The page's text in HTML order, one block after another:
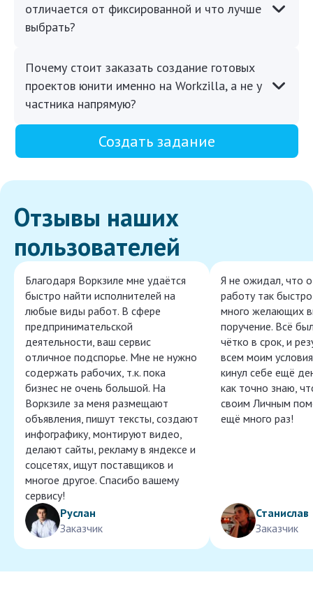
отличается от фиксированной и что лучше
выбрать?
Почему стоит заказать создание готовых
проектов юнити именно на Workzilla, а не у
частника напрямую?
Создать задание
Отзывы наших
пользователей
Благодаря Воркзиле мне удаётся
быстро найти исполнителей на
любые виды работ. В сфере
предпринимательской
деятельности, ваш сервис
отличное подспорье. Мне не нужно
содержать рабочих, т.к. пока
бизнес не очень большой. На
Воркзиле за меня размещают
объявления, пишут тексты, создают
инфографику, монтируют видео,
делают сайты, рекламу в яндексе и
соцсетях, ищут поставщиков и
многое другое. Спасибо вашему
сервису!
Руслан
Заказчик
Я не ожидал, что
работу так
много желающих
поручение. Всё
чётко в срок, и
всем моим
кинул себе ещё
как точно знаю,
своим Личным
ещё много раз!
Станислав
Заказчик